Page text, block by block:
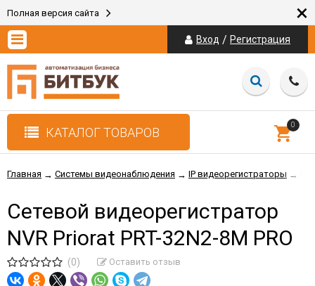
Полная версия сайта ×
Вход / Регистрация
КАТАЛОГ ТОВАРОВ
0
Главная → Системы видеонаблюдения → IP видеорегистраторы →
Сетевой видеорегистратор
NVR Priorat PRT-32N2-8M PRO
(0) Оставить отзыв